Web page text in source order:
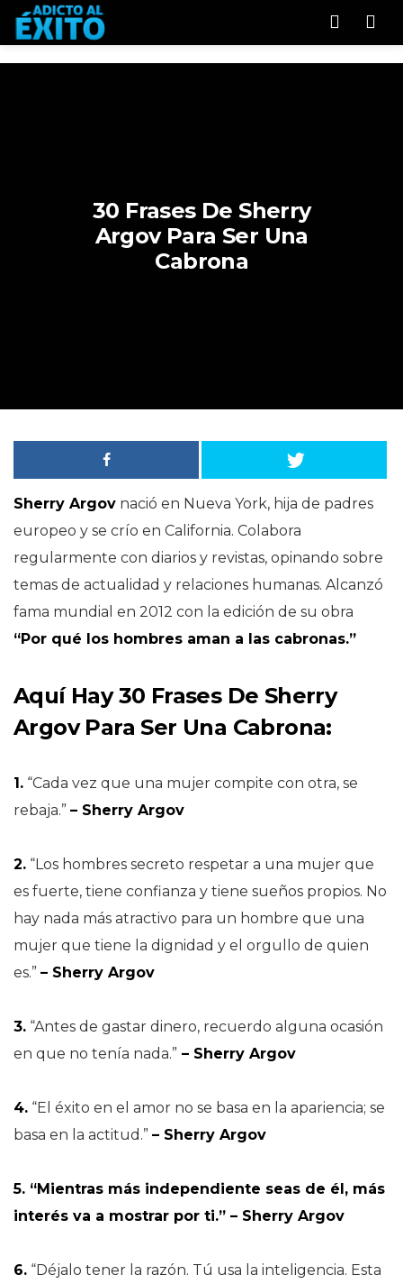
30 Frases De Sherry
Argov Para Ser Una
Cabrona
Sherry Argov nació en Nueva York, hija de padres
europeo y se crío en California. Colabora
regularmente con diarios y revistas, opinando sobre
temas de actualidad y relaciones humanas. Alcanzó
fama mundial en 2012 con la edición de su obra
“Por qué los hombres aman a las cabronas.”
Aquí Hay 30 Frases De Sherry
Argov Para Ser Una Cabrona:
1. “Cada vez que una mujer compite con otra, se
rebaja.” – Sherry Argov
2. “Los hombres secreto respetar a una mujer que
es fuerte, tiene confianza y tiene sueños propios. No
hay nada más atractivo para un hombre que una
mujer que tiene la dignidad y el orgullo de quien
es.” – Sherry Argov
3. “Antes de gastar dinero, recuerdo alguna ocasión
en que no tenía nada.” – Sherry Argov
4. “El éxito en el amor no se basa en la apariencia; se
basa en la actitud.” – Sherry Argov
5. “Mientras más independiente seas de él, más
interés va a mostrar por ti.” – Sherry Argov
6. “Déjalo tener la razón. Tú usa la inteligencia. Esta